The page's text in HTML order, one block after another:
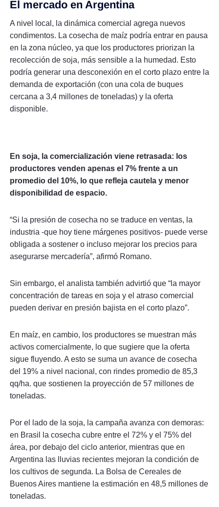
El mercado en Argentina
A nivel local, la dinámica comercial agrega nuevos
condimentos. La cosecha de maíz podría entrar en pausa
en la zona núcleo, ya que los productores priorizan la
recolección de soja, más sensible a la humedad. Esto
podría generar una desconexión en el corto plazo entre la
demanda de exportación (con una cola de buques
cercana a 3,4 millones de toneladas) y la oferta
disponible.
En soja, la comercialización viene retrasada: los
productores venden apenas el 7% frente a un
promedio del 10%, lo que refleja cautela y menor
disponibilidad de espacio.
“Si la presión de cosecha no se traduce en ventas, la
industria -que hoy tiene márgenes positivos- puede verse
obligada a sostener o incluso mejorar los precios para
asegurarse mercadería”, afirmó Romano.
Sin embargo, el analista también advirtió que “la mayor
concentración de tareas en soja y el atraso comercial
pueden derivar en presión bajista en el corto plazo”.
En maíz, en cambio, los productores se muestran más
activos comercialmente, lo que sugiere que la oferta
sigue fluyendo. A esto se suma un avance de cosecha
del 19% a nivel nacional, con rindes promedio de 85,3
qq/ha. que sostienen la proyección de 57 millones de
toneladas.
Por el lado de la soja, la campaña avanza con demoras:
en Brasil la cosecha cubre entre el 72% y el 75% del
área, por debajo del ciclo anterior, mientras que en
Argentina las lluvias recientes mejoran la condición de
los cultivos de segunda. La Bolsa de Cereales de
Buenos Aires mantiene la estimación en 48,5 millones de
toneladas.